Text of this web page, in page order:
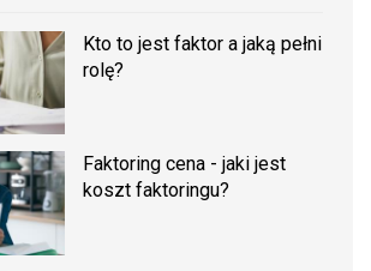
Kto to jest faktor a jaką pełni
rolę?
Faktoring cena - jaki jest
koszt faktoringu?